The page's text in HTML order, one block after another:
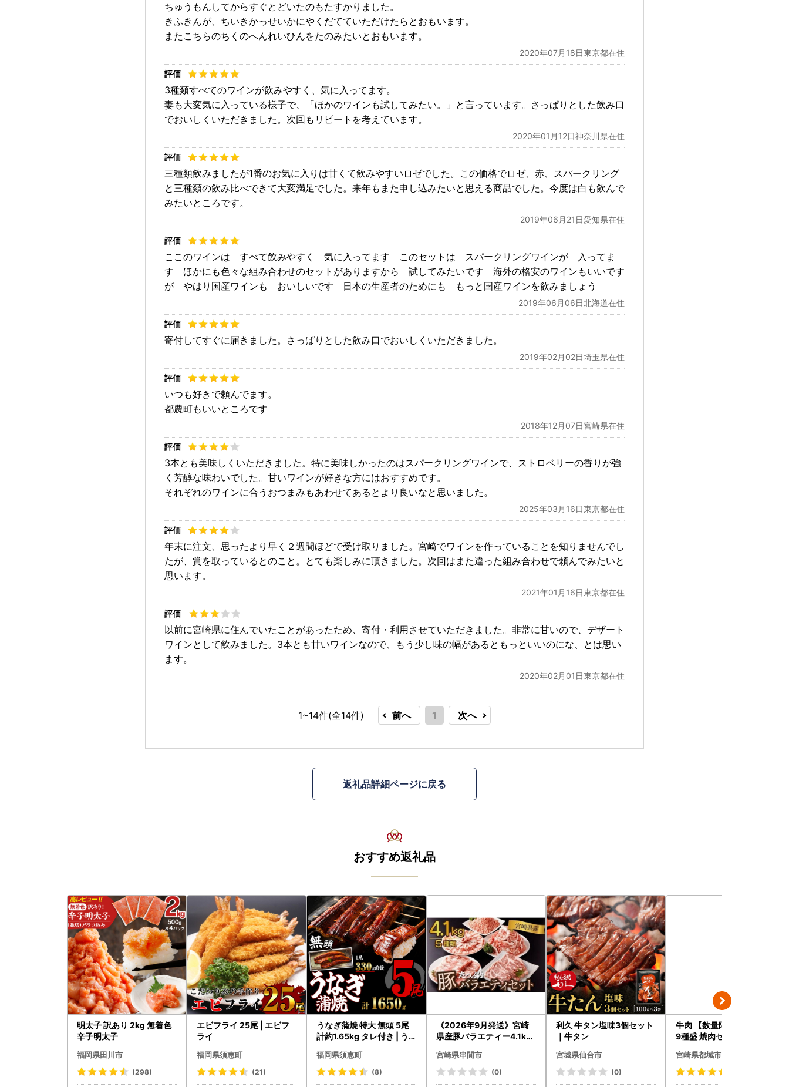
ちゅうもんしてからすぐとどいたのもたすかりました。
きふきんが、ちいきかっせいかにやくだてていただけたらとおもいます。
またこちらのちくのへんれいひんをたのみたいとおもいます。
2020年07月18日東京都在住
3種類すべてのワインが飲みやすく、気に入ってます。
妻も大変気に入っている様子で、「ほかのワインも試してみたい。」と言っています。さっぱりとした飲み口
でおいしくいただきました。次回もリピートを考えています。
2020年01月12日神奈川県在住
三種類飲みましたが1番のお気に入りは甘くて飲みやすいロゼでした。この価格でロゼ、赤、スパークリング
と三種類の飲み比べできて大変満足でした。来年もまた申し込みたいと思える商品でした。今度は白も飲んで
みたいところです。
2019年06月21日愛知県在住
ここのワインは すべて飲みやすく 気に入ってます このセットは スパークリングワインが 入ってま
す ほかにも色々な組み合わせのセットがありますから 試してみたいです 海外の格安のワインもいいです
が やはり国産ワインも おいしいです 日本の生産者のためにも もっと国産ワインを飲みましょう
2019年06月06日北海道在住
寄付してすぐに届きました。さっぱりとした飲み口でおいしくいただきました。
2019年02月02日埼玉県在住
いつも好きで頼んでます。
都農町もいいところです
2018年12月07日宮崎県在住
3本とも美味しくいただきました。特に美味しかったのはスパークリングワインで、ストロベリーの香りが強
く芳醇な味わいでした。甘いワインが好きな方にはおすすめです。
それぞれのワインに合うおつまみもあわせてあるとより良いなと思いました。
2025年03月16日東京都在住
年末に注文、思ったより早く２週間ほどで受け取りました。宮崎でワインを作っていることを知りませんでし
たが、賞を取っているとのこと。とても楽しみに頂きました。次回はまた違った組み合わせで頼んでみたいと
思います。
2021年01月16日東京都在住
以前に宮崎県に住んでいたことがあったため、寄付・利用させていただきました。非常に甘いので、デザート
ワインとして飲みました。3本とも甘いワインなので、もう少し味の幅があるともっといいのにな、とは思い
ます。
2020年02月01日東京都在住
1~14件(全14件) 前へ 1 次へ
返礼品詳細ページに戻る
おすすめ返礼品
明太子 訳あり 2kg 無着色
辛子明太子
福岡県田川市
(298)
エビフライ 25尾 | エビフ
ライ
福岡県須恵町
(21)
うなぎ蒲焼 特大 無頭 5尾
計約1.65kg タレ付き | う
福岡県須恵町
(8)
《2026年9月発送》宮崎
県産豚バラエティー4.1kg
宮崎県串間市
(0)
利久 牛タン塩味3個セット
｜牛タン
宮城県仙台市
(0)
牛肉 【数量限定】 宮崎牛
9種盛 焼肉セット〔22-31
シ!! 牛肉
宮崎県都城市